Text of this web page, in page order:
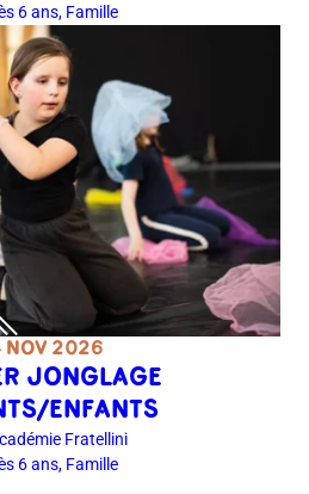
6 ans, Famille
NOV 2026
JONGLAGE
ENFANTS
Fratellini
6 ans, Famille